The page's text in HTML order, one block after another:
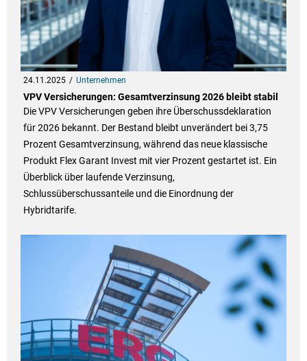
24.11.2025 Unternehmen
VPV Versicherungen: Gesamtverzinsung 2026 bleibt stabil
Die VPV Versicherungen geben ihre Überschussdeklaration
für 2026 bekannt. Der Bestand bleibt unverändert bei 3,75
Prozent Gesamtverzinsung, während das neue klassische
Produkt Flex Garant Invest mit vier Prozent gestartet ist. Ein
Überblick über laufende Verzinsung,
Schlussüberschussanteile und die Einordnung der
Hybridtarife.